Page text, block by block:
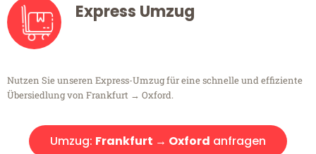
Express Umzug
Nutzen Sie unseren Express-Umzug für eine schnelle und effiziente
Übersiedlung von Frankfurt → Oxford.
Umzug: Frankfurt → Oxford anfragen